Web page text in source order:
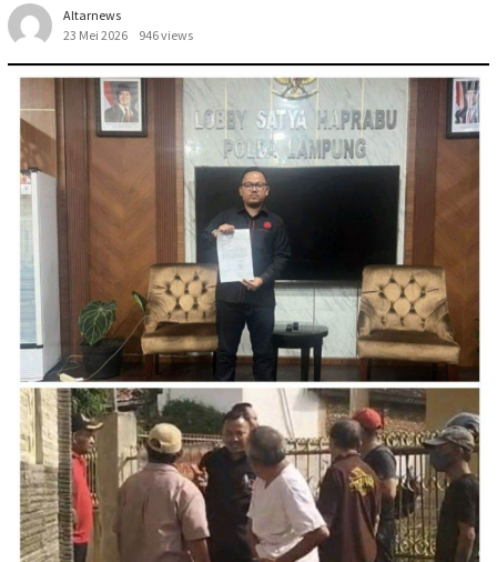
Altarnews
23 Mei 2026
946 views